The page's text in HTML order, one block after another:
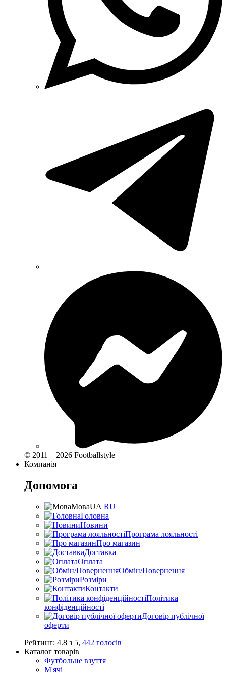
© 2011—2026 Footballstyle
Компанія
Допомога
МоваUA RU
Головна
Новини
Програма лояльності
Про магазин
Доставка
Оплата
Обмін/Повернення
Розміри
Контакти
Політика
конфіденційності
Договір публічної
оферти
Рейтинг: 4.8 з 5, 442 голосів
Каталог товарів
Футбольне взуття
М'ячі